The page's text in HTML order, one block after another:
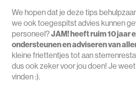
We hopen dat je deze tips
we ook toegespitst advies kunnen
personeel?JAM! heeft ruim 10 jaar
ondersteunen en adviseren van
kleine friettentjes tot aan
dus ook zeker voor jou doen! Je
vinden :).